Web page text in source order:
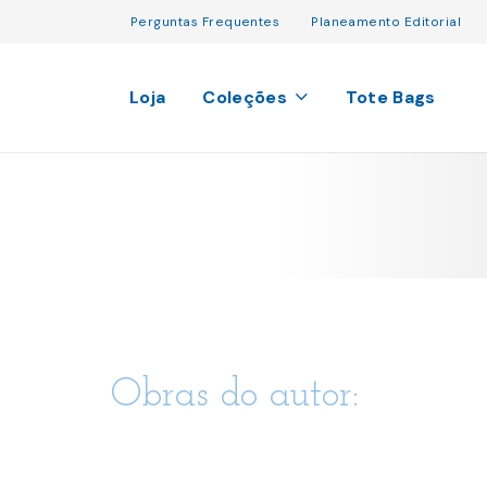
Perguntas Frequentes Planeamento Editorial
Loja Coleções Tote Bags
Obras do autor: